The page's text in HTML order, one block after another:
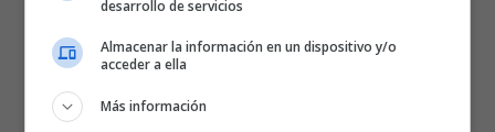
desarrollo de servicios
Almacenar la información en un dispositivo y/o
acceder a ella
Más información